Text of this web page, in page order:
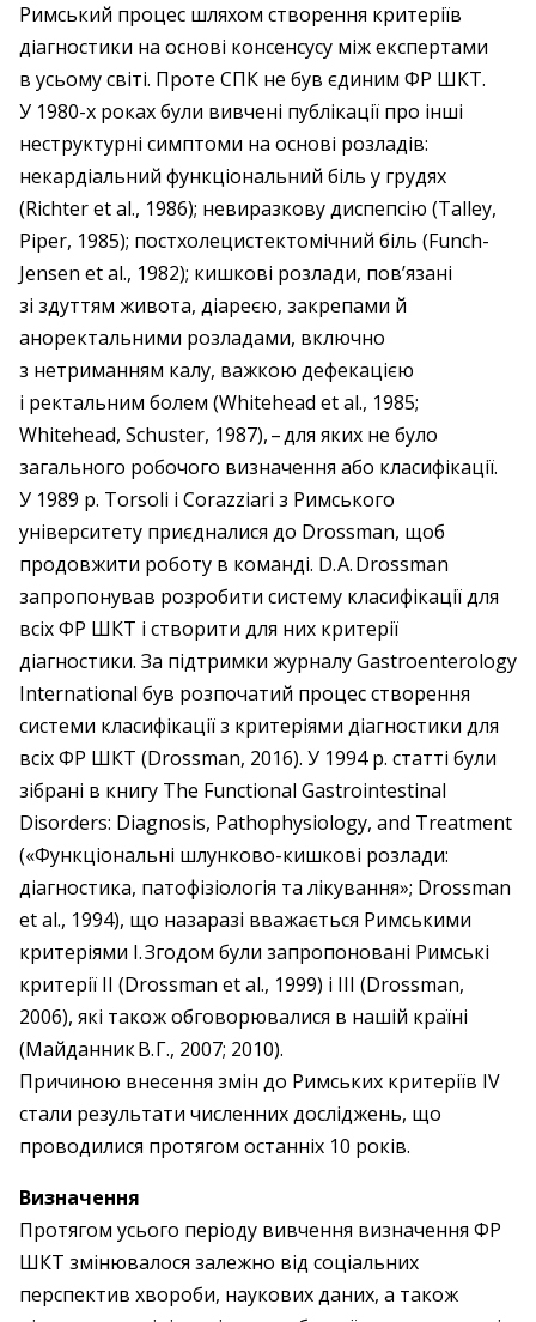
Римський процес шляхом створення критеріїв
діагностики на основі консенсусу між експертами
в усьому світі. Проте СПК не був єдиним ФР ШКТ.
У 1980-х роках були вивчені публікації про інші
неструктурні симптоми на основі розладів:
некардіальний функціональний біль у грудях
(Richter et al., 1986); невиразкову диспепсію (Talley,
Piper, 1985); пост­холецистектомічний біль (Funch-
Jensen et al., 1982); кишкові розлади, пов’язані
зі здуттям живота, діареєю, закрепами й
аноректальними розладами, включно
з нетриманням калу, важкою дефекацією
і ректальним болем (Whitehead et al., 1985;
Whitehead, Schuster, 1987), – ​для яких не було
загального робочого визначення або класифікації.
У 1989 р. Torsoli і Corazziari з Римського
університету приєдналися до Drossman, щоб
продовжити роботу в команді. D. A. Drossman
запропонував розробити систему класифікації для
всіх ФР ШКТ і створити для них критерії
діагностики. За підтримки журналу Gastroenterology
International був розпочатий процес створення
системи класифікації з критеріями діагностики для
всіх ФР ШКТ (Drossman, 2016). У 1994 р. статті були
зібрані в книгу The Functional Gastrointestinal
Disorders: Diagnosis, Pathophysiology, and Treatment
(«Функціональні шлунково-кишкові розлади:
діагностика, патофізіологія та ­лікування»; Drossman
et al., 1994), що назаразі вважається Римськими
критеріями I. Згодом були запропоновані Римські
критерії II (Drossman et al., 1999) і III (Drossman,
2006), які також обговорювалися в нашій країні
(Майданник В. Г., 2007; 2010).
Причиною внесення змін до Римських критеріїв IV
стали результати численних досліджень, що
проводилися протягом останніх 10 років.
Визначення
Протягом усього періоду вивчення визначення ФР
ШКТ змінювалося залежно від соціальних
перспектив хвороби, наукових даних, а також